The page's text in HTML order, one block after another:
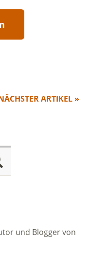
ARTIKEL »
und Blogger von